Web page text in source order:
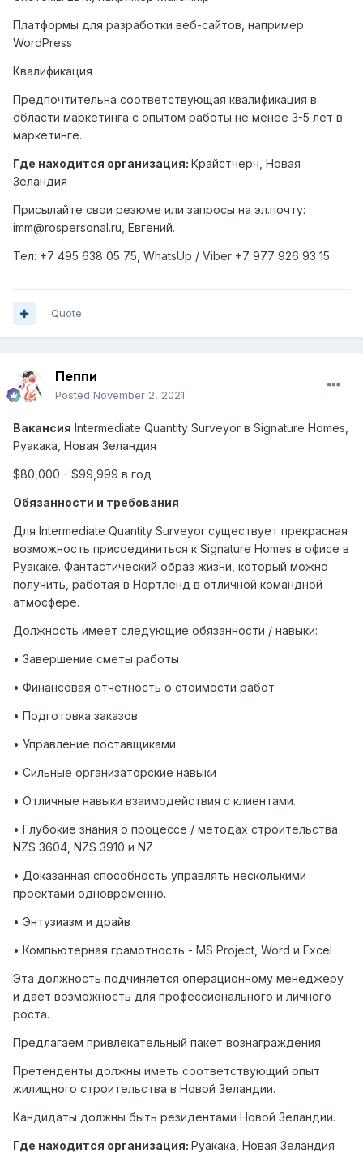
Платформы для разработки веб-сайтов, например
WordPress
Квалификация
Предпочтительна соответствующая квалификация в
области маркетинга с опытом работы не менее 3-5 лет в
маркетинге.
Где находится организация: Крайстчерч, Новая
Зеландия
Присылайте свои резюме или запросы на эл.почту:
imm@rospersonal.ru, Евгений.
Тел: +7 495 638 05 75, WhatsUp / Viber +7 977 926 93 15
Quote
Пеппи
Posted November 2, 2021
Вакансия Intermediate Quantity Surveyor в Signature Homes,
Руакака Новая Зеландия
$80,000 - $99,999 в год
Обязанности и требования
Для Intermediate Quantity Surveyor существует прекрасная
возможность присоединиться к Signature Homes в офисе в
Руакаке. Фантастический образ жизни, который можно
получить, работая в Нортленд в отличной командной
атмосфере.
Должность имеет следующие обязанности / навыки:
• Завершение сметы работы
• Финансовая отчетность о стоимости работ
• Подготовка заказов
• Управление поставщиками
• Сильные организаторские навыки
• Отличные навыки взаимодействия с клиентами.
• Глубокие знания о процессе / методах строительства
NZS 3604, NZS 3910 и NZ
• Доказанная способность управлять несколькими
проектами одновременно.
• Энтузиазм и драйв
• Компьютерная грамотность - MS Project, Word и Excel
Эта должность подчиняется операционному менеджеру
и дает возможность для профессионального и личного
роста.
Предлагаем привлекательный пакет вознаграждения.
Претенденты должны иметь соответствующий опыт
жилищного строительства в Новой Зеландии.
Кандидаты должны быть резидентами Новой Зеландии.
Где находится организация: Руакака, Новая Зеландия